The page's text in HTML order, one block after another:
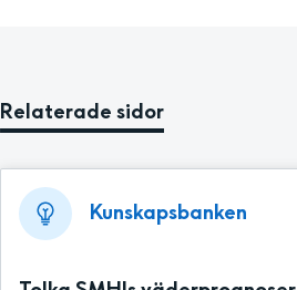
Relaterade sidor
Kunskapsbanken